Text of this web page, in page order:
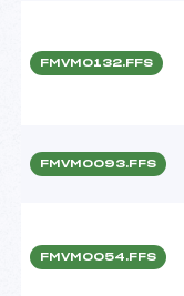
FMVM0132.FFS
FMVM0093.FFS
FMVM0054.FFS